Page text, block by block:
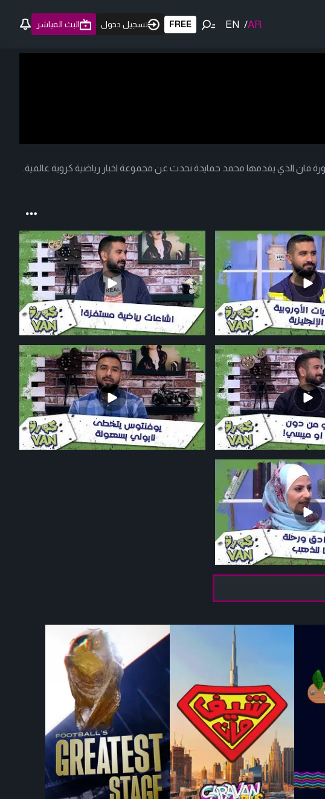
AR
/
EN
FREE تسجيل دخول البث المباشر
فان الذي يقدمها محمد حمايدة تحدث عن مجموعة اخبار رياضية كروية عالمية.